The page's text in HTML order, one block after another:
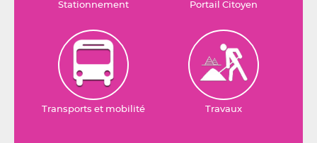
Stationnement Portail Citoyen
Transports et mobilité Travaux